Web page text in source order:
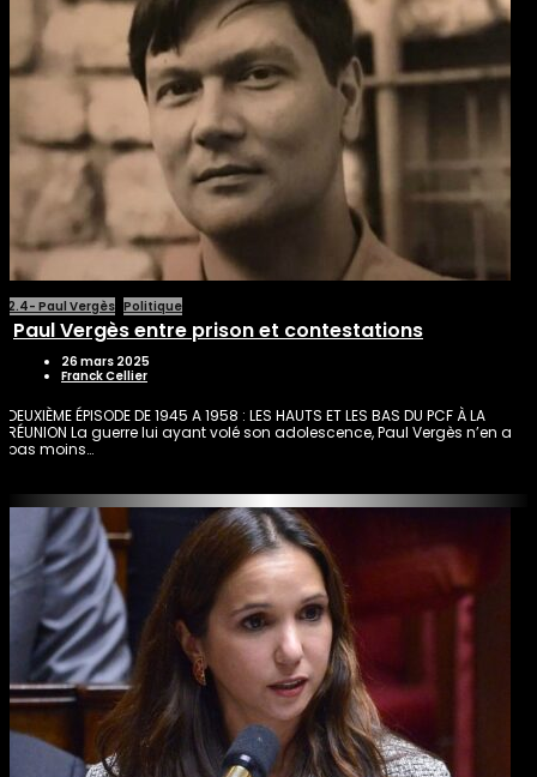
2.4- Paul Vergès Politique
Paul Vergès entre prison et contestations
26 mars 2025
Franck Cellier
DEUXIÈME ÉPISODE DE 1945 A 1958 : LES HAUTS ET LES BAS DU PCF À LA
RÉUNION La guerre lui ayant volé son adolescence, Paul Vergès n’en a
pas moins…